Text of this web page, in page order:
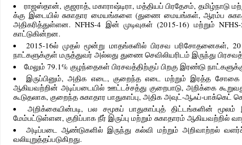
ராஜஸ்தான், குஜராத், மகாராஷ்டிரா, மத்தியப் பிரதேசம்,
க்கு இடையில் சுகாதார மையங்களை (துணை மையங்கள், ஆரம்ப
அதிகரித்துள்ளன. NFHS-4 இன் முடிவுகள் (2015-16) மற்றும்
காட்டுகின்றன.
2015-16ல் முதல் மூன்று மாதங்களில் பிரசவ பரிசோதனைகள்,
நாட்களுக்குள் மருத்துவர் அல்லது துணை செவிலியரிடம் இருந்து
மேலும் 79.1% குழந்தைகள் பிரசவத்திற்குப் பிறகு இரண்டு
இருப்பினும், அதிக எடை, குறைந்த எடை மற்றும் இரத்த
ஆகியவற்றின் அடிப்படையில் ஊட்டச்சத்து குறைபாடு, அறிக்கை
கூடுதலாக, குறைந்த சுகாதார பாதுகாப்பு, அதிக அவுட்-ஆஃப்-பாக்கெட்
அறிக்கையின்படி, பல சமூகப் பாதுகாப்புத் திட்டங்களின்
மேம்பட்டுள்ளன, குறிப்பாக நீர் இருப்பு மற்றும் சுகாதாரம் ஆகியவற்றில்
அடிப்படை ஆண்டுகளில் இருந்து கல்வி மற்றும் அறிவாற்றல்
வலியுறுத்தப்படுகிறது.